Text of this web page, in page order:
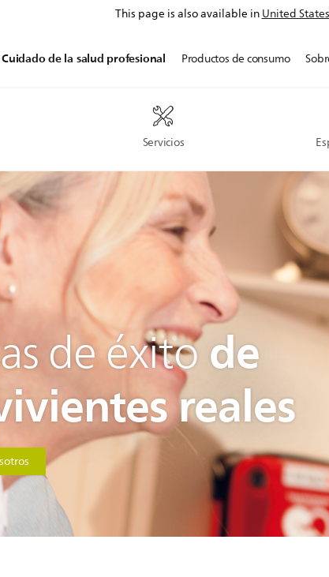
This page is also available inUnited
Cuidado de la salud profesional
Servicios
Productos de consumo
de éxitode
reales